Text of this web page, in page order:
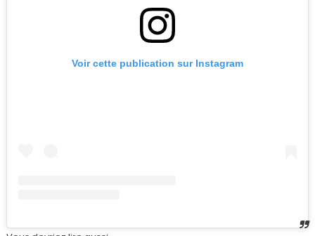
Voir cette publication sur Instagram